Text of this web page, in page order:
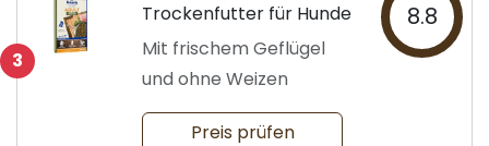
3
Trockenfutter für Hunde
Mit frischem Geflügel
und ohne Weizen
8.8
Preis prüfen